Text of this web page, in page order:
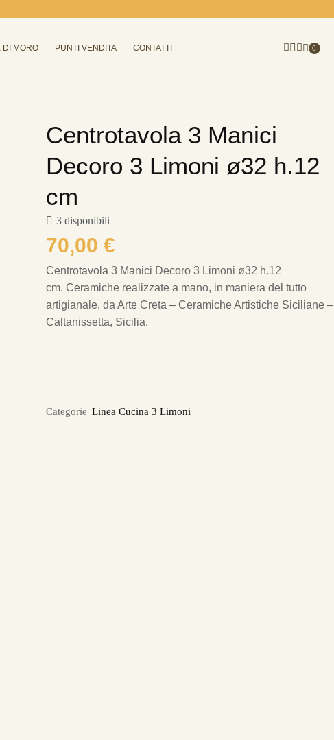
DI MORO PUNTI VENDITA CONTATTI 0
Centrotavola 3 Manici
Decoro 3 Limoni ø32 h.12
cm
3 disponibili
70,00 €
Centrotavola 3 Manici Decoro 3 Limoni ø32 h.12
cm. Ceramiche realizzate a mano, in maniera del tutto
artigianale, da Arte Creta – Ceramiche Artistiche Siciliane –
Caltanissetta, Sicilia.
Categorie Linea Cucina 3 Limoni